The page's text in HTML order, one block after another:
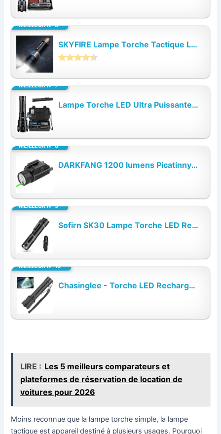
MEILLEUR N° 6
SKYFIRE Lampe Torche Tactique LED Ultra Puissante 50000 Lumens - Zoom Réglable...
MEILLEUR N° 7
Lampe Torche LED Ultra Puissante, 1200000 Lumen Lampe de Poche Rechargeable avec...
MEILLEUR N° 8
DARKFANG 1200 lumens Picatinny lampe de poche et laser vert combo avec batterie...
MEILLEUR N° 9
Sofirn SK30 Lampe Torche LED Rechargeable USB C 3000 Lumens Lampe Torche Tactique...
MEILLEUR N° 10
Chasinglee - Torche LED Rechargeable 90000 Lumens, Lampe Tactique Puissante, Haute...
LIRE : Les 5 meilleurs comparateurs et
plateformes de réservation de location de
voitures pour 2026
Moins reconnue que la lampe torche simple, la lampe
tactique est appareil destiné à plusieurs usages. Pourquoi